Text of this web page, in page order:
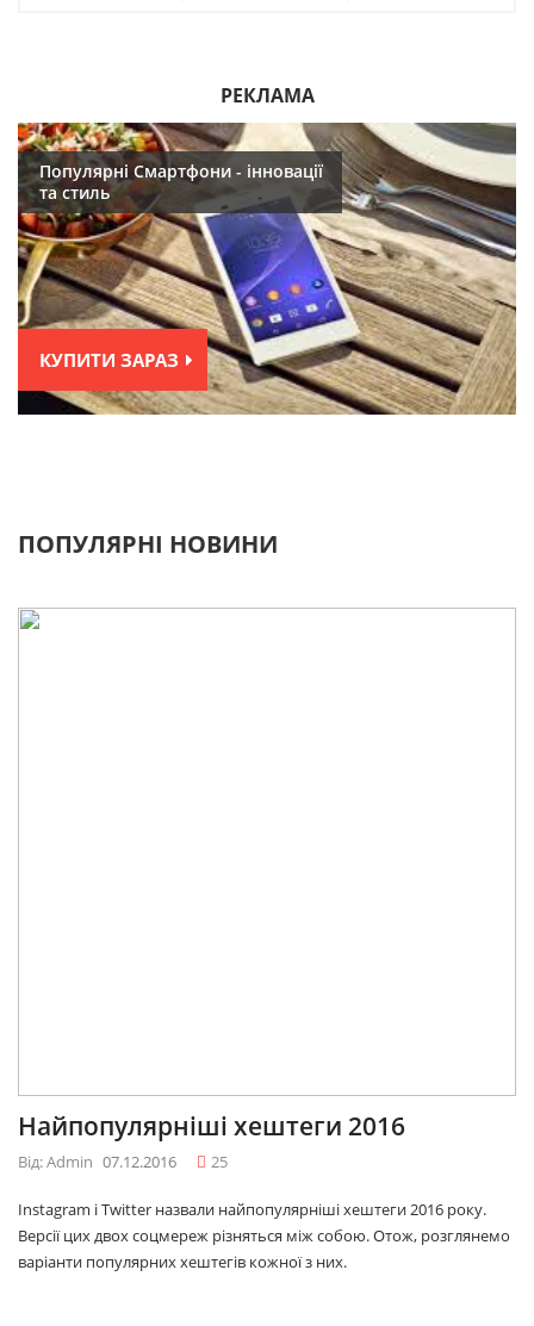
РЕКЛАМА
Популярні Смартфони - інновації
та стиль
КУПИТИ ЗАРАЗ
ПОПУЛЯРНІ НОВИНИ
Найпопулярніші хештеги 2016
Від: Admin 07.12.2016 25
Instagram і Twitter назвали найпопулярніші хештеги 2016 року.
Версії цих двох соцмереж різняться між собою. Отож, розглянемо
варіанти популярних хештегів кожної з них.